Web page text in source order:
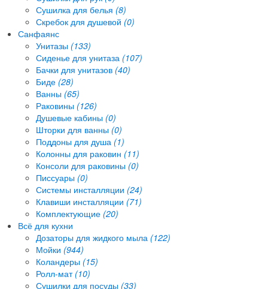
Сушилка для белья (8)
Скребок для душевой (0)
Санфаянс
Унитазы (133)
Сиденье для унитаза (107)
Бачки для унитазов (40)
Биде (28)
Ванны (65)
Раковины (126)
Душевые кабины (0)
Шторки для ванны (0)
Поддоны для душа (1)
Колонны для раковин (11)
Консоли для раковины (0)
Писсуары (0)
Системы инсталляции (24)
Клавиши инсталляции (71)
Комплектующие (20)
Всё для кухни
Дозаторы для жидкого мыла (122)
Мойки (944)
Коландеры (15)
Ролл-мат (10)
Сушилки для посуды (33)